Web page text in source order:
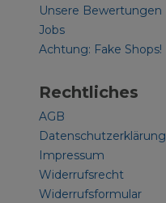
Unsere Bewertungen
Jobs
Achtung: Fake Shops!
Rechtliches
AGB
Datenschutzerklärung
Impressum
Widerrufsrecht
Widerrufsformular